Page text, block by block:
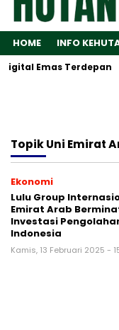
HOME INFO
Emas Terdepan
TopikUni Emirat
Ekonomi
Lulu Group
Emirat Arab
Investasi
Indonesia
Kamis, 13 Februari 2025 -